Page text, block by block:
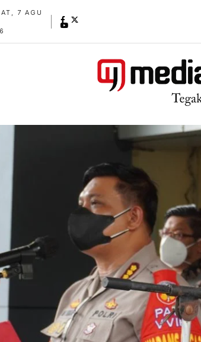
7 AGU